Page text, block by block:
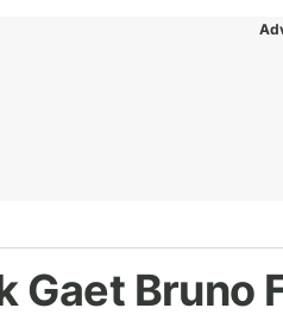
Gaet Bruno